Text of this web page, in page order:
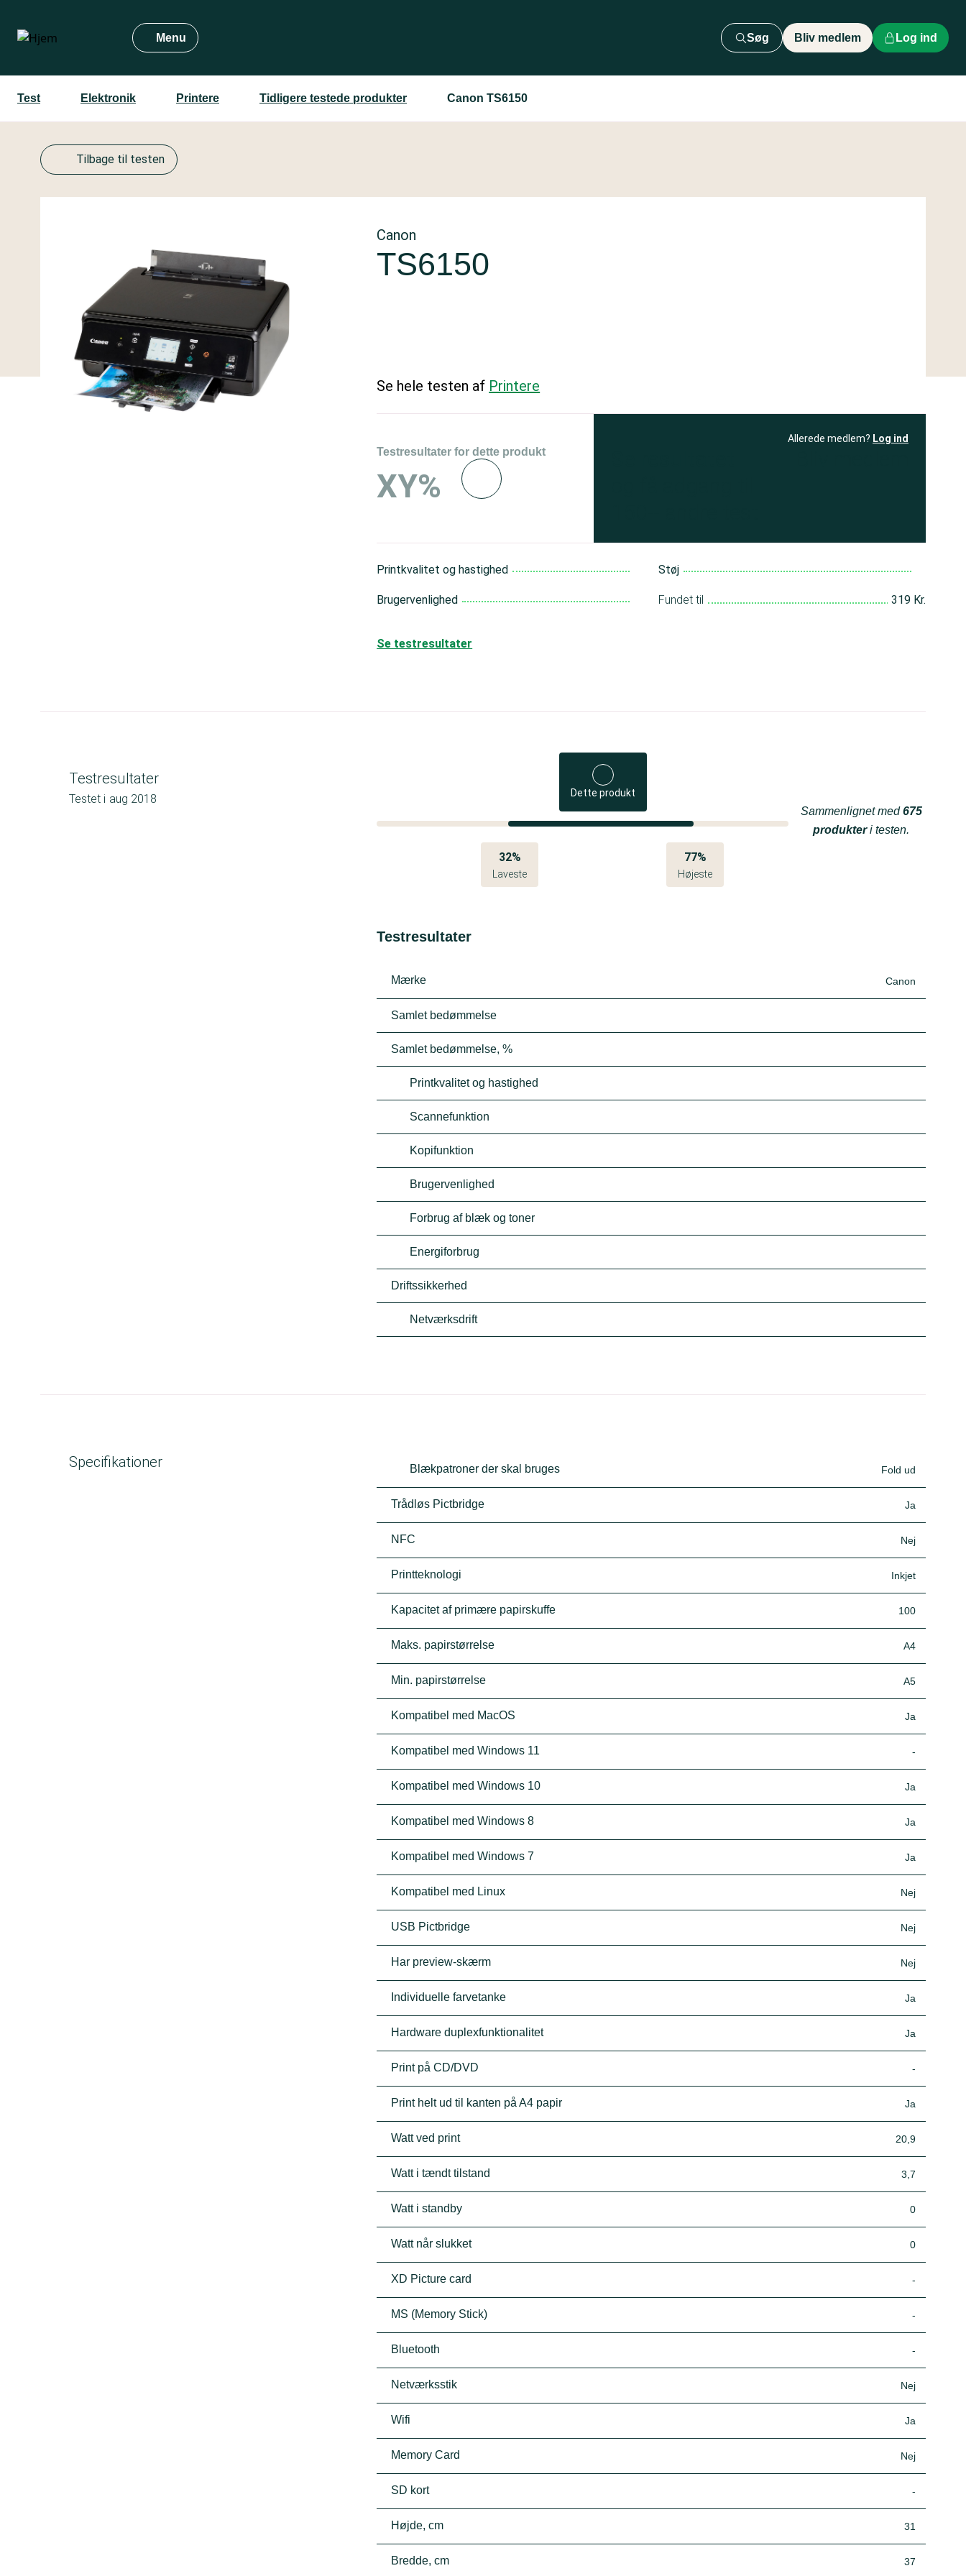
hovedindhold
Menu Søg Bliv medlem Log ind
Test Elektronik Printere Tidligere testede produkter Canon TS6150
Tilbage til testen
Canon
TS6150
Se hele testen af Printere
Testresultater for dette produkt
XY%
Allerede medlem? Log ind
Printkvalitet og hastighed
Brugervenlighed
Støj
Fundet til 319 Kr.
Se testresultater
Testresultater
Testet i aug 2018 Dette produkt
32%
Laveste
77%
Højeste
Sammenlignet med675
produkteri testen.
Testresultater
Mærke Canon
Samlet bedømmelse
Samlet bedømmelse, %
Printkvalitet og hastighed
Scannefunktion
Kopifunktion
Brugervenlighed
Forbrug af blæk og toner
Energiforbrug
Driftssikkerhed
Netværksdrift
Specifikationer Blækpatroner der skal bruges Fold ud
Trådløs Pictbridge Ja
NFC Nej
Printteknologi Inkjet
Kapacitet af primære papirskuffe 100
Maks. papirstørrelse A4
Min. papirstørrelse A5
Kompatibel med MacOS Ja
Kompatibel med Windows 11 -
Kompatibel med Windows 10 Ja
Kompatibel med Windows 8 Ja
Kompatibel med Windows 7 Ja
Kompatibel med Linux Nej
USB Pictbridge Nej
Har preview-skærm Nej
Individuelle farvetanke Ja
Hardware duplexfunktionalitet Ja
Print på CD/DVD -
Print helt ud til kanten på A4 papir Ja
Watt ved print 20,9
Watt i tændt tilstand 3,7
Watt i standby 0
Watt når slukket 0
XD Picture card -
MS (Memory Stick) -
Bluetooth -
Netværksstik Nej
Wifi Ja
Memory Card Nej
SD kort -
Højde, cm 31
Bredde, cm 37